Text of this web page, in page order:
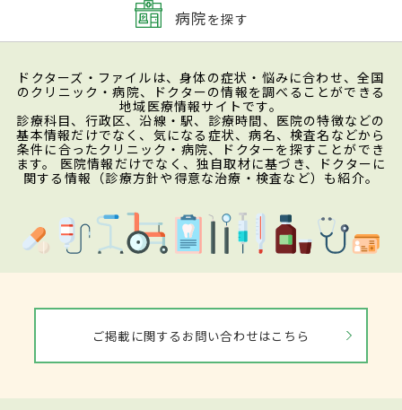
病院を探す
ドクターズ・ファイルは、身体の症状・悩みに合わせ、全国
のクリニック・病院、ドクターの情報を調べることができる
地域医療情報サイトです。
診療科目、行政区、沿線・駅、診療時間、医院の特徴などの
基本情報だけでなく、気になる症状、病名、検査名などから
条件に合ったクリニック・病院、ドクターを探すことができ
ます。 医院情報だけでなく、独自取材に基づき、ドクターに
関する情報（診療方針や得意な治療・検査など）も紹介。
ご掲載に関するお問い合わせはこちら